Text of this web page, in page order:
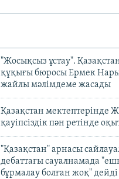
"Жосықсыз ұстау".
құқығы бюросы Ермек
жайлы мәлімдеме жасады
Қазақстан мектептерінде
қауіпсіздік пән ретінде
"Қазақстан" арнасы
дебаттағы сауалнамада
бұрмалау болған жоқ" дейді